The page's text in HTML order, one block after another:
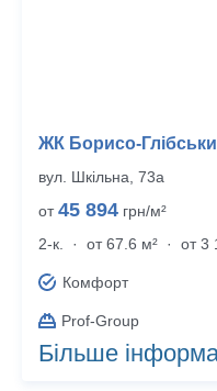
ЖК Борисо-
вул. Шкільна, 73а
от45 894 грн/м²
2-к.
· от 67.6 м² · от 3
Комфорт
Prof-Group
Більше